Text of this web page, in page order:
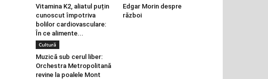
Vitamina K2, aliatul puțin
cunoscut împotriva
bolilor cardiovasculare:
În ce alimente...
Edgar Morin despre
război
Cultură
Muzică sub cerul liber:
Orchestra Metropolitană
revine la poalele Mont